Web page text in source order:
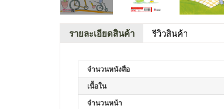
รายละเอียดสินค้า รีวิวสินค้า
จำนวนหนังสือ
เนื้อใน
จำนวนหน้า